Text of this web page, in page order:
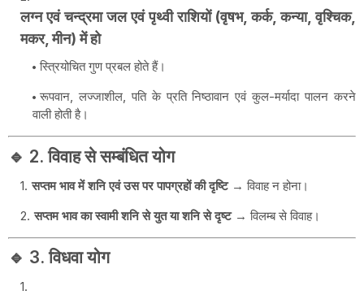
लग्न एवं चन्द्रमा जल एवं पृथ्वी राशियों (वृषभ, कर्क, कन्या, वृश्चिक,
मकर, मीन) में हो
स्त्रियोचित गुण प्रबल होते हैं।
रूपवान, लज्जाशील, पति के प्रति निष्ठावान एवं कुल-मर्यादा पालन करने
वाली होती है।
🔹 2. विवाह से सम्बंधित योग
सप्तम भाव में शनि एवं उस पर पापग्रहों की दृष्टि→ विवाह न होना।
सप्तम भाव का स्वामी शनि से युत या शनि से दृष्ट→ विलम्ब से विवाह।
🔹 3. विधवा योग